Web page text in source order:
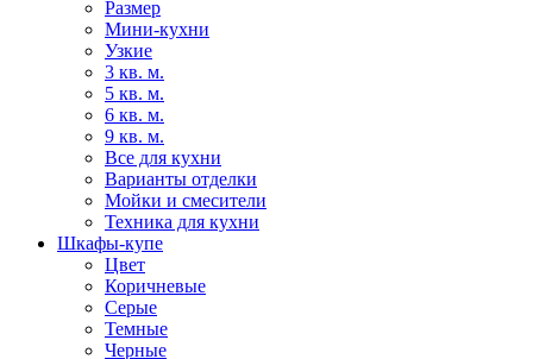
Размер
Мини-кухни
Узкие
3 кв. м.
5 кв. м.
6 кв. м.
9 кв. м.
Все для кухни
Варианты отделки
Мойки и смесители
Техника для кухни
Шкафы-купе
Цвет
Коричневые
Серые
Темные
Черные